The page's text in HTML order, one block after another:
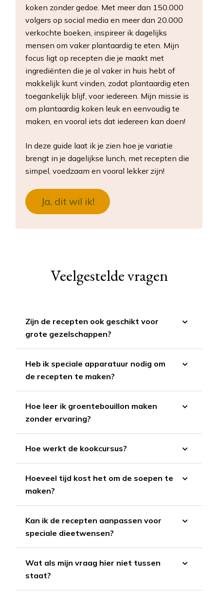
koken zonder gedoe. Met meer dan 150.000
volgers op social media en meer dan 20.000
verkochte boeken, inspireer ik dagelijks
mensen om vaker plantaardig te eten. Mijn
focus ligt op recepten die je maakt met
ingrediënten die je al vaker in huis hebt of
makkelijk kunt vinden, zodat plantaardig eten
toegankelijk blijf, voor iedereen. Mijn missie is
om plantaardig koken leuk en eenvoudig te
maken, en vooral iets dat iedereen kan doen!
In deze guide laat ik je zien hoe je variatie
brengt in je dagelijkse lunch, met recepten die
simpel, voedzaam en vooral lekker zijn!
Ja, dit wil ik!
Veelgestelde vragen
Zijn de recepten ook geschikt voor
grote gezelschappen?
Heb ik speciale apparatuur nodig om
de recepten te maken?
Hoe leer ik groentebouillon maken
zonder ervaring?
Hoe werkt de kookcursus?
Hoeveel tijd kost het om de soepen te
maken?
Kan ik de recepten aanpassen voor
speciale dieetwensen?
Wat als mijn vraag hier niet tussen
staat?